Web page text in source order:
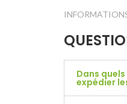
Dans
expédier